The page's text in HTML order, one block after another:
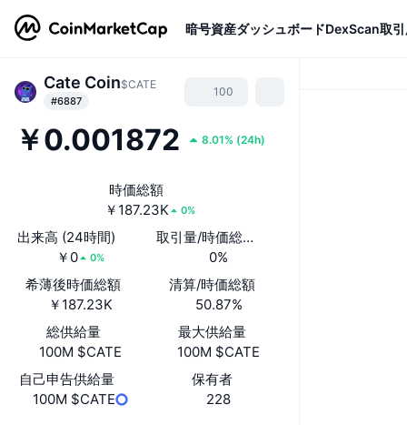
暗号資産ダッシュボードDexScan取
Cate Coin$CATE
#6887
100
￥0.001872 8.01% (24h)
時価総額
￥187.23K
0%
出来高 (24時間)
￥0
0%
取引量/時価総額(24時間)
0%
希薄後時価総額
￥187.23K
清算/時価総額
50.87%
総供給量
100M $CATE
最大供給量
100M $CATE
自己申告供給量
100M $CATE
保有者
228